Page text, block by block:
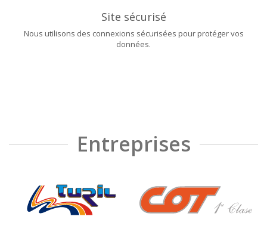
Site sécurisé
Nous utilisons des connexions sécurisées pour protéger vos
données.
Entreprises
❮ ❯